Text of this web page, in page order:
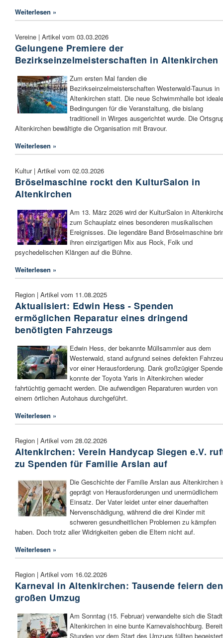
Weiterlesen »
Vereine | Artikel vom 03.03.2026
Gelungene Premiere der
Bezirkseinzelmeisterschaften in Altenkirchen
Zum ersten Mal fanden die
Bezirkseinzelmeisterschaften Westerwald-Taunus in
Altenkirchen statt. Die neue Schwimmhalle bot ideale
Bedingungen für die Veranstaltung, die bislang
traditionell in Wirges ausgerichtet wurde. Die
Altenkirchen bewältigte die Organisation mit Bravour.
Weiterlesen »
Kultur | Artikel vom 02.03.2026
Bröselmaschine rockt den KulturSalon in
Altenkirchen
Am 13. März 2026 wird der KulturSalon in
zum Schauplatz eines besonderen musikalischen
Ereignisses. Die legendäre Band Bröselmaschine
ihren einzigartigen Mix aus Rock, Folk und
psychedelischen Klängen auf die Bühne.
Weiterlesen »
Region | Artikel vom 11.08.2025
Aktualisiert: Edwin Hess - Spenden
ermöglichen Reparatur eines dringend
benötigten Fahrzeugs
Edwin Hess, der bekannte Müllsammler aus dem
Westerwald, stand aufgrund seines defekten
vor einer Herausforderung. Dank großzügiger
konnte der Toyota Yaris in Altenkirchen wieder
fahrtüchtig gemacht werden. Die aufwendigen Reparaturen wurden von
einem örtlichen Autohaus durchgeführt.
Weiterlesen »
Region | Artikel vom 28.02.2026
Altenkirchen: Verein Handycap Siegen e.V.
zu Spenden für Familie Arslan auf
Die Geschichte der Familie Arslan aus Altenkirchen
geprägt von Herausforderungen und unermüdlichem
Einsatz. Der Vater leidet unter einer dauerhaften
Nervenschädigung, während die drei Kinder mit
schweren gesundheitlichen Problemen zu kämpfen
haben. Doch trotz aller Widrigkeiten geben die Eltern nicht auf.
Weiterlesen »
Region | Artikel vom 16.02.2026
Karneval in Altenkirchen: Tausende feiern den
großen Umzug
Am Sonntag (15. Februar) verwandelte sich die Stadt
Altenkirchen in eine bunte Karnevalshochburg.
Stunden vor dem Start des Umzugs füllten